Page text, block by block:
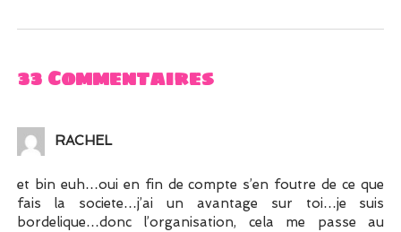
33 Commentaires
RACHEL
et bin euh…oui en fin de compte s’en foutre de ce que
fais la societe…j’ai un avantage sur toi…je suis
bordelique…donc l’organisation, cela me passe au